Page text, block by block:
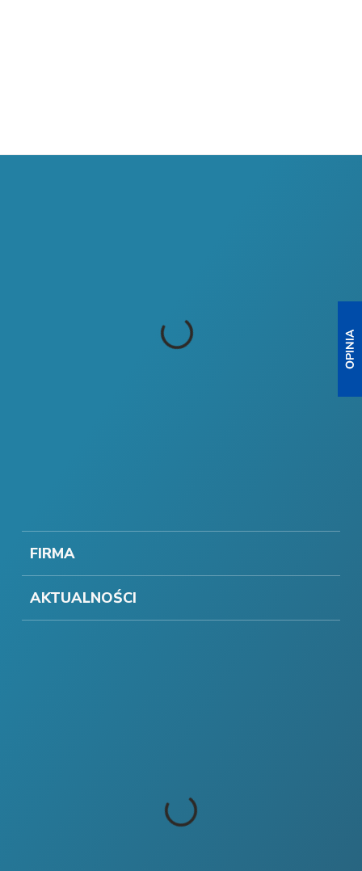
FIRMA
AKTUALNOŚCI